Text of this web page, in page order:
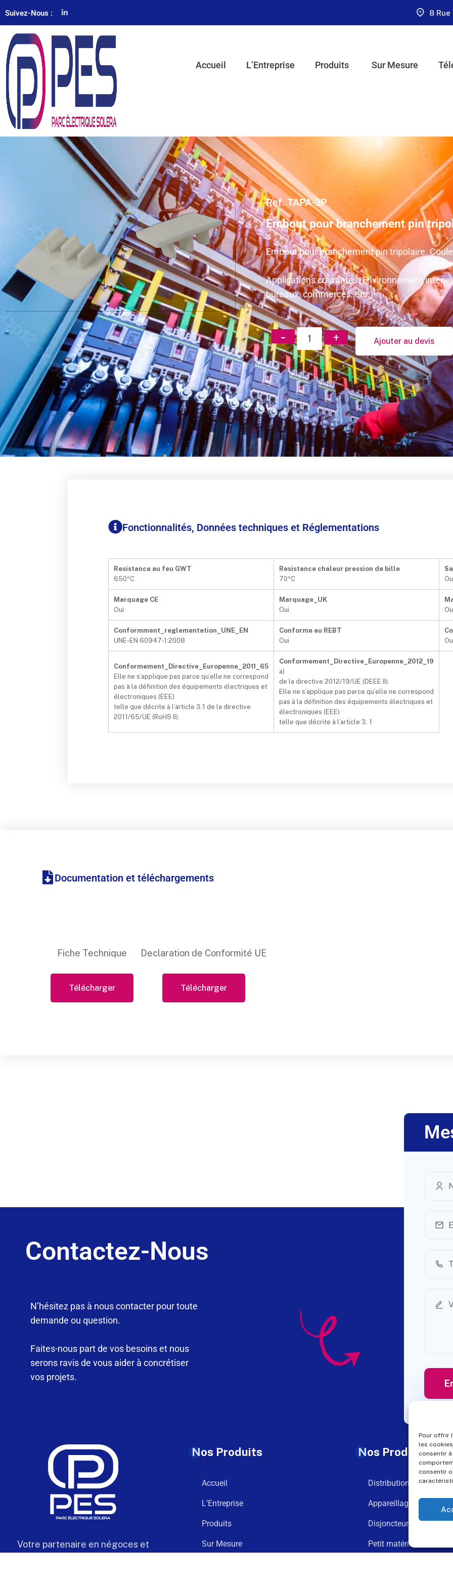
Pour offrir
les
consentir
consentir
Suivez-Nous : 8
Accueil L’Entreprise Produits Sur Mesure
Ref. TAPA-3P
Embout pour branchement pin
Embout pour branchement pin tripolaire.
Applications courantes: Environnement
bureaux, commerces, etc.)
Ajouter au devis
Fonctionnalités, Données techniques et Réglementations
Resistance au feu GWT
650ºC
Resistance chaleur pression de bille
70ºC
Marquage CE
Oui
Marquage_UK
Oui
Conformment_reglementation_UNE_EN
UNE-EN 60947-1:2008
Conforme au REBT
Oui
Conformement_Directive_Europenne_2011_65
Elle ne s’applique pas parce qu’elle ne correspond
pas à la définition des équipements électriques et
électroniques (EEE)
telle que décrite à l’article 3.1 de la directive
2011/65/UE (RoHS II).
Conformement_Directive_Europenne_2012_19
a)
de la directive 2012/19/UE (DEEE II).
Elle ne s’applique pas parce qu’elle ne correspond
pas à la définition des équipements électriques et
électroniques (EEE)
telle que décrite à l’article 3. 1
Documentation et téléchargements
Fiche Technique
Télécharger
Declaration de Conformité UE
Télécharger
Contactez-Nous
N’hésitez pas à nous contacter pour toute
demande ou question.
Faites-nous part de vos besoins et nous
serons ravis de vous aider à concrétiser
vos projets.
Votre partenaire en négoces et
Nos Produits
Accueil
L’Entreprise
Produits
Sur Mesure
Nos Produits
Distribution
Appareillage
Disjoncteurs
Petit matériel